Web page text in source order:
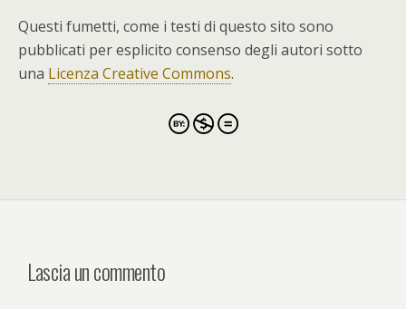
Questi fumetti, come i testi di questo sito sono
pubblicati per esplicito consenso degli autori sotto
una Licenza Creative Commons.
Lascia un commento